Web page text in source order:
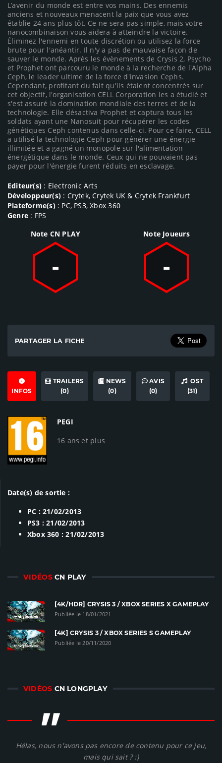
L’avenir du monde est entre vos mains. Des ennemis
anciens et nouveaux menacent la paix que vous avez
établie 24 ans plus tôt. Ce ne sera pas simple, mais votre
nanocombinaison vous aidera à atteindre la victoire.
Éliminez l'ennemi en toute discrétion ou utilisez la force
brute pour l'anéantir. Il n'y a pas de mauvaise façon de
sauver le monde. Après les évènements de Crysis 2, Psycho
et Prophet ont parcouru le monde à la recherche de l'Alpha
Ceph, le leader ultime de la force d'invasion Cephs.
Cependant, profitant du fait qu'ils étaient concentrés sur
cet objectif, l'organisation CELL Corporation les a étudié et
s'est assuré la domination mondiale des terres et de la
technologie. Elle désactiva Prophet et captura tous les
soldats ayant une Nanosuit pour récupérer les codes
génétiques Ceph contenus dans celle-ci. Pour ce faire, CELL
a utilisé la technologie Ceph pour générer une énergie
illimitée et a gagné un monopole sur l'alimentation
énergétique dans le monde. Ceux qui ne pouvaient pas
payer pour l'énergie furent réduits en esclavage.
Editeur(s) : Electronic Arts
Développeur(s): Crytek, Crytek UK & Crytek Frankfurt
Plateforme(s): PC, PS3, Xbox 360
Genre : FPS
Note CN PLAY
-
Note Joueurs
-
PARTAGER LA FICHE
INFOS
TRAILERS
(0)
NEWS
(0)
AVIS
(0)
OST
(31)
PEGI
16 ans et plus
Date(s) de sortie :
PC : 21/02/2013
PS3 : 21/02/2013
Xbox 360 : 21/02/2013
VIDÉOSCN PLAY
[4K/HDR] CRYSIS 3 / XBOX SERIES X GAMEPLAY
Publiée le 18/01/2021
[4K] CRYSIS 3 / XBOX SERIES S GAMEPLAY
Publiée le 20/11/2020
VIDÉOS CN LONGPLAY
"
Hélas, nous n'avons pas encore de contenu pour ce jeu,
mais qui sait ? :)